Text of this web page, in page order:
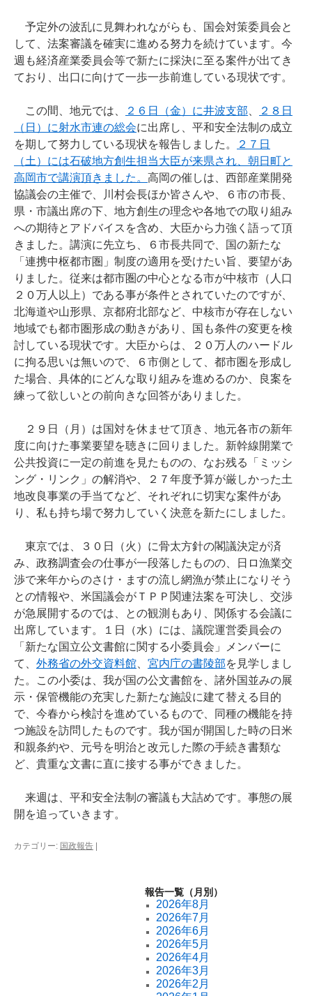
予定外の波乱に見舞われながらも、国会対策委員会と
して、法案審議を確実に進める努力を続けています。今
週も経済産業委員会等で新たに採決に至る案件が出てき
ており、出口に向けて一歩一歩前進している現状です。
この間、地元では、 ２６日（金）に井波支部
２８日
（日）に射水市連の総会に出席し、平和安全法制の成立
を期して努力している現状を報告しました。
２７日
（土）には石破地方創生担当大臣が来県され、朝日町と
高岡市で講演頂きました。 高岡の催しは、西部産業開発
協議会の主催で、川村会長ほか皆さんや、６市の市長、
県・市議出席の下、地方創生の理念や各地での取り組み
への期待とアドバイスを含め、大臣から力強く語って頂
きました。講演に先立ち、６市長共同で、国の新たな
「連携中枢都市圏」制度の適用を受けたい旨、要望があ
りました。従来は都市圏の中心となる市が中核市（人口
２０万人以上）である事が条件とされていたのですが、
北海道や山形県、京都府北部など、中核市が存在しない
地域でも都市圏形成の動きがあり、国も条件の変更を検
討している現状です。大臣からは、２０万人のハードル
に拘る思いは無いので、６市側として、都市圏を形成し
た場合、具体的にどんな取り組みを進めるのか、良案を
練って欲しいとの前向きな回答がありました。
２９日（月）は国対を休ませて頂き、地元各市の新年
度に向けた事業要望を聴きに回りました。新幹線開業で
公共投資に一定の前進を見たものの、なお残る「ミッシ
ング・リンク」の解消や、２７年度予算が厳しかった土
地改良事業の手当てなど、それぞれに切実な案件があ
り、私も持ち場で努力していく決意を新たにしました。
東京では、３０日（火）に骨太方針の閣議決定が済
み、政務調査会の仕事が一段落したものの、日ロ漁業交
渉で来年からのさけ・ますの流し網漁が禁止になりそう
との情報や、米国議会がＴＰＰ関連法案を可決し、交渉
が急展開するのでは、との観測もあり、関係する会議に
出席しています。１日（水）には、議院運営委員会の
「新たな国立公文書館に関する小委員会」メンバーに
て、 外務省の外交資料館 宮内庁の書陵部を見学しまし
た。この小委は、我が国の公文書館を、諸外国並みの展
示・保管機能の充実した新たな施設に建て替える目的
で、今春から検討を進めているもので、同種の機能を持
つ施設を訪問したものです。我が国が開国した時の日米
和親条約や、元号を明治と改元した際の手続き書類な
ど、貴重な文書に直に接する事ができました。
来週は、平和安全法制の審議も大詰めです。事態の展
開を追っていきます。
カテゴリー: 国政報告 |
報告一覧（月別）
2026年8月
2026年7月
2026年6月
2026年5月
2026年4月
2026年3月
2026年2月